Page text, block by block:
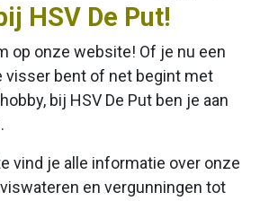
HSV De Put!
op onze website! Of je nu een
visser bent of net begint met
bij HSV De Put ben je aan
vind je alle informatie over onze
en vergunningen tot